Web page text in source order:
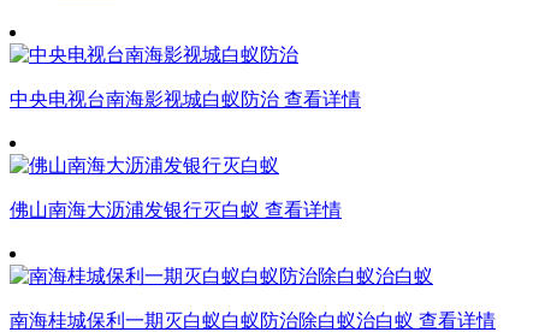
中央电视台南海影视城白蚁防治 查看详情
佛山南海大沥浦发银行灭白蚁 查看详情
南海桂城保利一期灭白蚁白蚁防治除白蚁治白蚁 查看详情